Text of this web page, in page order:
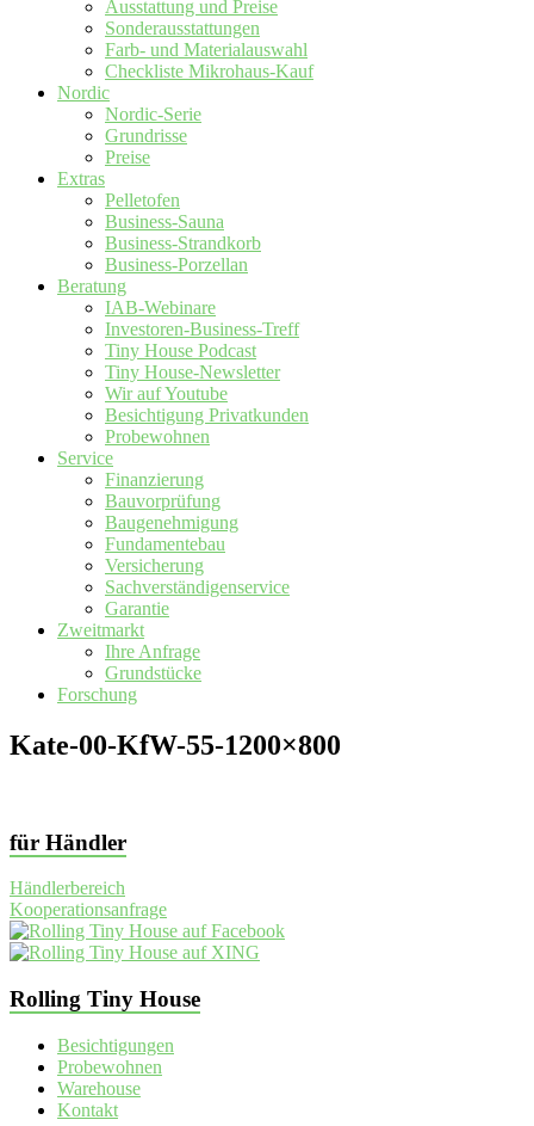
Ausstattung und Preise
Sonderausstattungen
Farb- und Materialauswahl
Checkliste Mikrohaus-Kauf
Nordic
Nordic-Serie
Grundrisse
Preise
Extras
Pelletofen
Business-Sauna
Business-Strandkorb
Business-Porzellan
Beratung
IAB-Webinare
Investoren-Business-Treff
Tiny House Podcast
Tiny House-Newsletter
Wir auf Youtube
Besichtigung Privatkunden
Probewohnen
Service
Finanzierung
Bauvorprüfung
Baugenehmigung
Fundamentebau
Versicherung
Sachverständigenservice
Garantie
Zweitmarkt
Ihre Anfrage
Grundstücke
Forschung
Kate-00-KfW-55-1200×800
für Händler
Händlerbereich
Kooperationsanfrage
Rolling Tiny House
Besichtigungen
Probewohnen
Warehouse
Kontakt